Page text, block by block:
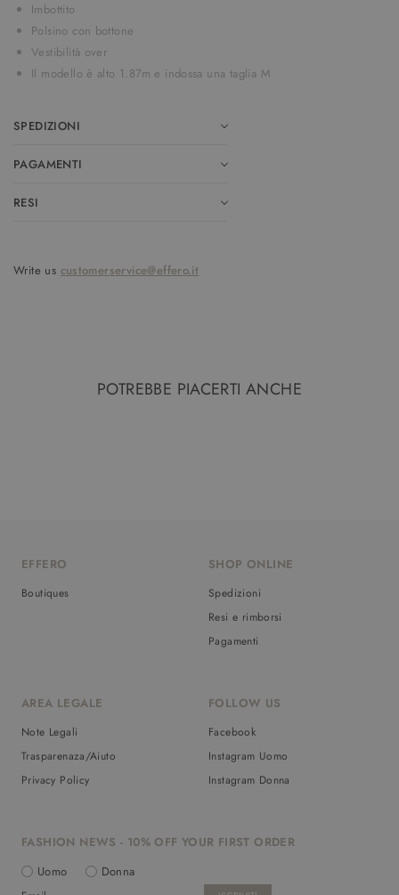
Imbottito
Polsino con bottone
Vestibilità over
Il modello è alto 1.87m e indossa una taglia M
SPEDIZIONI
PAGAMENTI
RESI
Write us customerservice@effero.it
POTREBBE PIACERTI ANCHE
EFFERO
Boutiques
SHOP ONLINE
Spedizioni
Resi e rimborsi
Pagamenti
AREA LEGALE
Note Legali
Trasparenaza/Aiuto
Privacy Policy
FOLLOW US
Facebook
Instagram Uomo
Instagram Donna
FASHION NEWS - 10% OFF YOUR FIRST ORDER
Uomo
Donna